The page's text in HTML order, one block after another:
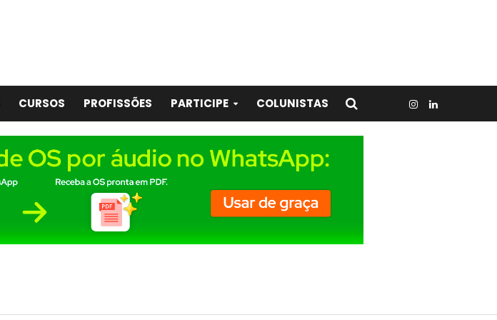
CURSOS PROFISSÕES PARTICIPE COLUNISTAS